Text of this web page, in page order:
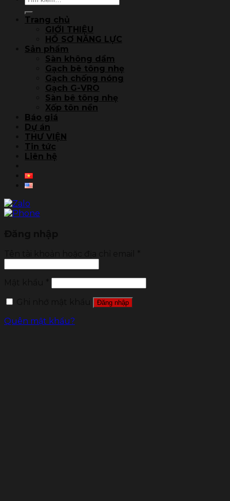
kiếm:
Trang chủ
GIỚI THIỆU
HỒ SƠ NĂNG LỰC
Sản phẩm
Sàn không dầm
Gạch bê tông nhẹ
Gạch chống nóng
Gạch G-VRO
Sàn bê tông nhẹ
Xốp tôn nền
Báo giá
Dự án
THƯ VIỆN
Tin tức
Liên hệ
Đăng nhập
Quên mật khẩu?